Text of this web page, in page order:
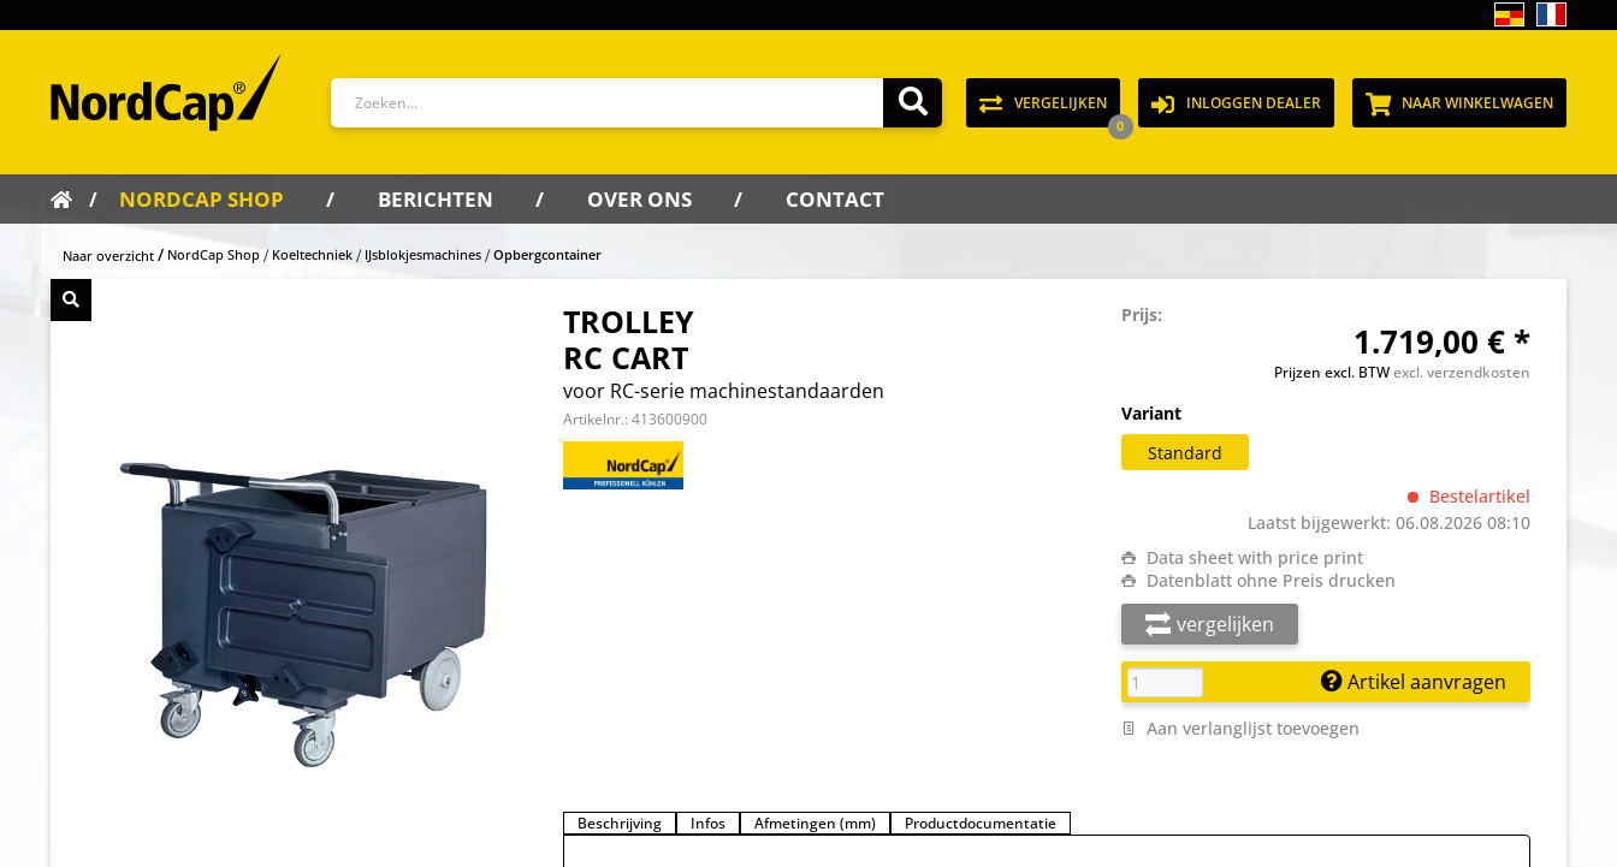
VERGELIJKEN
0
INLOGGEN DEALER NAAR WINKELWAGEN
NORDCAP SHOP BERICHTEN OVER ONS CONTACT
Naar overzicht NordCap Shop Koeltechniek IJsblokjesmachines Opbergcontainer
TROLLEY
RC CART
voor RC-serie machinestandaarden
Artikelnr.: 413600900
Prijs:
1.719,00 € *
Prijzen excl. BTWexcl. verzendkosten
Variant
Standard
Bestelartikel
Laatst bijgewerkt: 06.08.2026 08:10
Data sheet with price print
Datenblatt ohne Preis drucken
vergelijken
Artikel aanvragen
Aan verlanglijst toevoegen
Beschrijving Infos Afmetingen (mm) Productdocumentatie